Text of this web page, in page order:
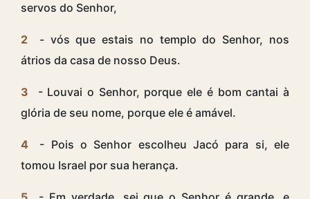
servos do Senhor,
2
- vós que estais no templo do Senhor, nos
átrios da casa de nosso Deus.
3
- Louvai o Senhor, porque ele é bom cantai à
glória de seu nome, porque ele é amável.
4
- Pois o Senhor escolheu Jacó para si, ele
tomou Israel por sua herança.